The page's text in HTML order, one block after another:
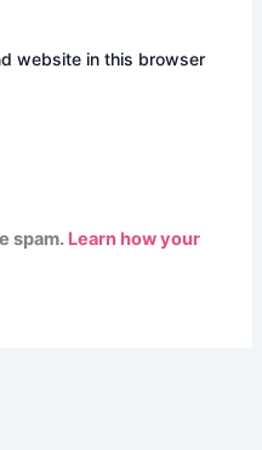
website in this browser
spam. Learn how your